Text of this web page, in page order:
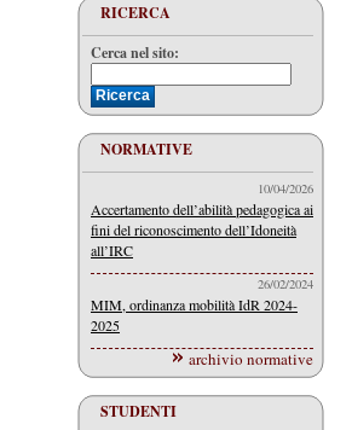
RICERCA
Cerca nel sito:
NORMATIVE
10/04/2026
Accertamento dell’abilità pedagogica ai
fini del riconoscimento dell’Idoneità
all’IRC
26/02/2024
MIM, ordinanza mobilità IdR 2024-
2025
archivio normative
STUDENTI